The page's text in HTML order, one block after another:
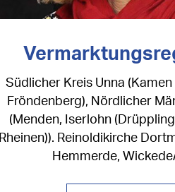
Südlicher Kreis Unna
Fröndenberg), Nördlicher
(Menden, Iserlohn
Rheinen)). Reinoldikirche
Hemmerde,